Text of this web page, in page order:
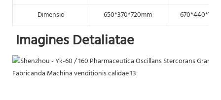
Dimensio 650*370*720mm
Imagines Detaliatae